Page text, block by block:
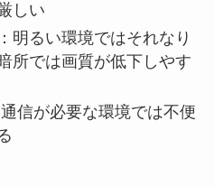
しい
：明るい環境ではそれなり
所では画質が低下しやす
信が必要な環境では不便